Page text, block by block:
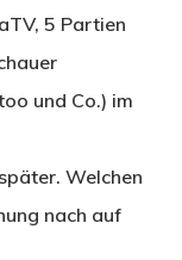
5 Partien
und Co.) im
Welchen
nach auf